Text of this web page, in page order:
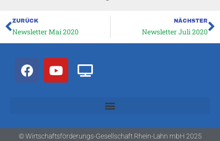
Zurück
ZURÜCK
Newsletter Mai 2020
NÄCHSTER
Newsletter Juli 2020
F
a
o
o
Y
o
b
e
T
v
© Wirtschaftsförderungs-Gesellschaft Rhein-Lahn mbH 2025